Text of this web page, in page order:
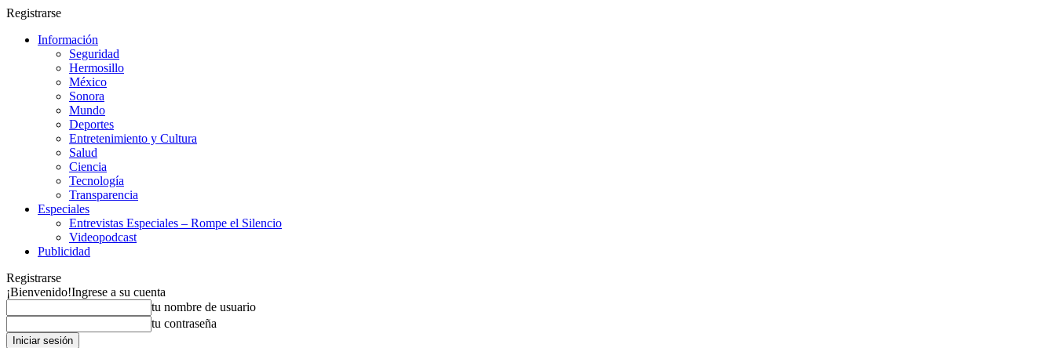
Registrarse
Información
Seguridad
Hermosillo
México
Sonora
Mundo
Deportes
Entretenimiento y Cultura
Salud
Ciencia
Tecnología
Transparencia
Especiales
Entrevistas Especiales – Rompe el Silencio
Videopodcast
Publicidad
Registrarse
¡Bienvenido!Ingrese a su cuenta
tu nombre de usuario
tu contraseña